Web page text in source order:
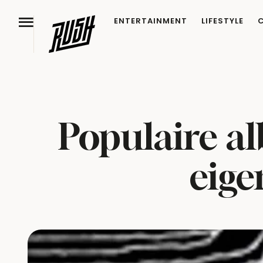
ENTERTAINMENT LIFESTYLE
Populaire